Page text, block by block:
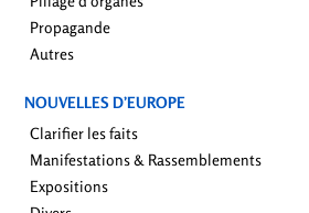
Propagande
Autres
NOUVELLES D’EUROPE
Clarifier les faits
Manifestations & Rassemblements
Expositions